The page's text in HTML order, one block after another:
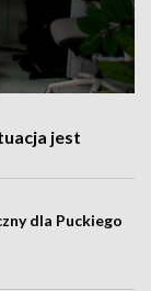
jest
dla Puckiego